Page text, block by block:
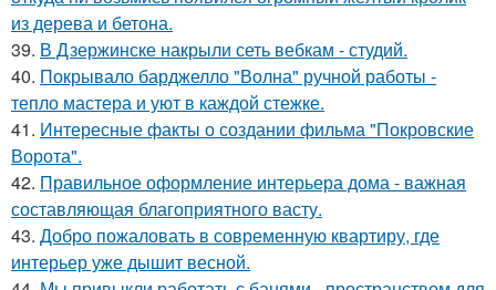
из дерева и бетона.
39. В Дзержинске накрыли сеть вебкам - студий.
40. Покрывало барджелло "Волна" ручной работы -
тепло мастера и уют в каждой стежке.
41. Интересные факты о создании фильма "Покровские
Ворота".
42. Правильное оформление интерьера дома - важная
составляющая благоприятного васту.
43. Добро пожаловать в современную квартиру, где
интерьер уже дышит весной.